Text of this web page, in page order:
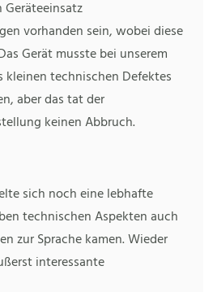
Geräteeinsatz
vorhanden sein, wobei diese
Gerät musste bei unserem
kleinen technischen Defektes
aber das tat der
keinen Abbruch.
sich noch eine lebhafte
technischen Aspekten auch
zur Sprache kamen. Wieder
interessante